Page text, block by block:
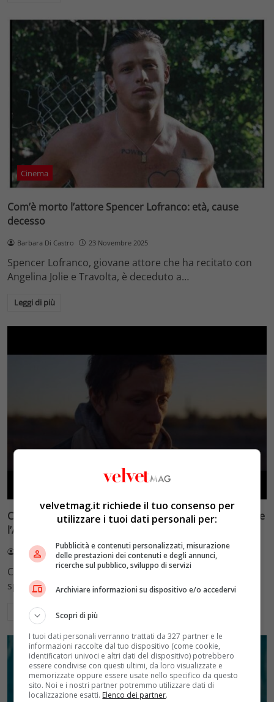
Cinema
Com’è morto l’attore Spencer Lofranco: età, cause
decesso
Barbara Di Castro 23 Novembre 2025
Spencer Lofranco, giovane attore che ha recitato con
Angelina Jolie e Travolta, è deceduto a…
Leggi di più
Come si sono trasformati gli Stati Uniti: 6 film per capire
l’America di oggi
Mattia Senese 21 Novembre 2025
Come capire gli Stati Uniti di oggi? Questi 6 film ci
spiegano come siamo arrivati…
Leggi di più
velvetmag.it richiede il tuo consenso per
utilizzare i tuoi dati personali per:
Pubblicità e contenuti personalizzati, misurazione
delle prestazioni dei contenuti e degli annunci,
ricerche sul pubblico, sviluppo di servizi
Archiviare informazioni su dispositivo e/o accedervi
Scopri di più
I tuoi dati personali verranno trattati da 327 partner e le
informazioni raccolte dal tuo dispositivo (come cookie,
identificatori univoci e altri dati del dispositivo) potrebbero
essere condivise con questi ultimi, da loro visualizzate e
memorizzate oppure essere usate nello specifico da questo
sito. Noi e i nostri partner potremmo utilizzare dati di
localizzazione esatti. Elenco dei partner.